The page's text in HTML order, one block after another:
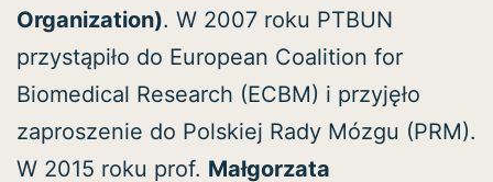
Organization). W 2007 roku PTBUN
przystąpiło do European Coalition for
Biomedical Research (ECBM) i przyjęło
zaproszenie do Polskiej Rady Mózgu (PRM).
W 2015 roku prof. Małgorzata